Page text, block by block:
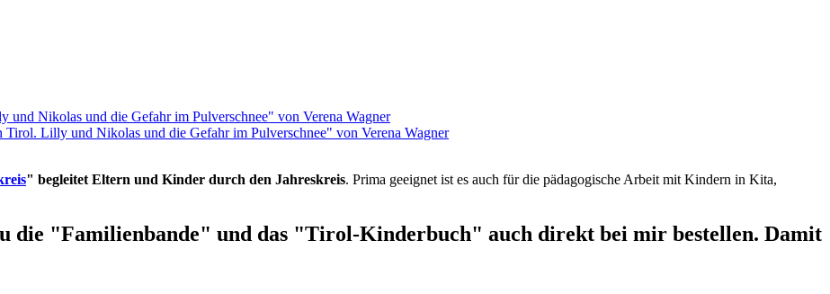
Tirol. Lilly und Nikolas und die Gefahr im Pulverschnee" von Verena Wagner
" begleitet Eltern und Kinder durch den Jahreskreis. Prima geeignet ist es auch für die pädagogische Arbeit mit Kindern in Kita,
die "Familienbande" und das "Tirol-Kinderbuch" auch direkt bei mir bestellen. Damit